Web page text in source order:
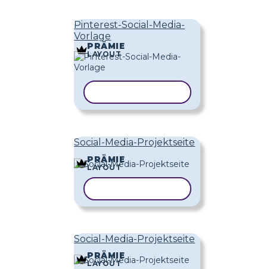
Pinterest-Social-Media-
Vorlage
PRÄMIE
LAYOUT
Social-Media-Projektseite
PRÄMIE
LAYOUT
Social-Media-Projektseite
PRÄMIE
LAYOUT